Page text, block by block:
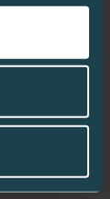
80 g